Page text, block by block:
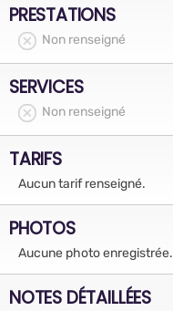
PRESTATIONS
Non renseigné
SERVICES
Non renseigné
TARIFS
Aucun tarif renseigné.
PHOTOS
Aucune photo enregistrée.
NOTES DÉTAILLÉES